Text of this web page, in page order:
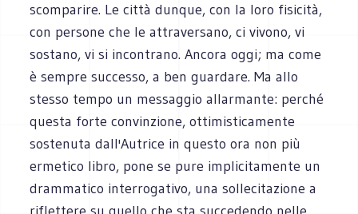
scomparire. Le città dunque, con la loro fisicità,
con persone che le attraversano, ci vivono, vi
sostano, vi si incontrano. Ancora oggi; ma come
è sempre successo, a ben guardare. Ma allo
stesso tempo un messaggio allarmante: perché
questa forte convinzione, ottimisticamente
sostenuta dall'Autrice in questo ora non più
ermetico libro, pone se pure implicitamente un
drammatico interrogativo, una sollecitazione a